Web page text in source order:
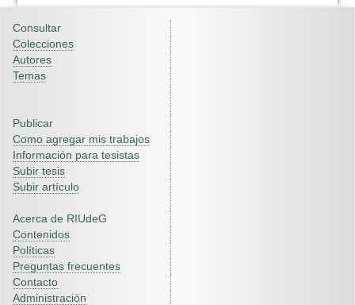
Consultar
Colecciones
Autores
Temas
Publicar
Como agregar mis trabajos
Información para tesistas
Subir tesis
Subir artículo
Acerca de RIUdeG
Contenidos
Políticas
Preguntas frecuentes
Contacto
Administración